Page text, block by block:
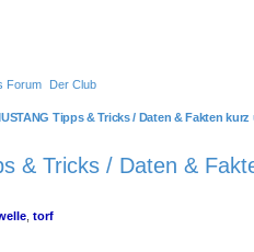
Forum Der Club
Tipps & Tricks / Daten & Fakten
& Tricks / Daten &
torf